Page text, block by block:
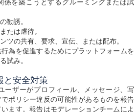
係を築こうとするグルーミングまたは試
勧誘。
たは虐待。
ツの共有、要求、宣伝、または配布。
為を促進するためにプラットフォームを
試み。
と安全対策
ーザーがプロフィール、メッセージ、写
ポリシー違反の可能性があるものを報告
ます。報告はモデレーションチームによ